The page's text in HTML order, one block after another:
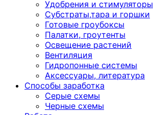
Удобрения и стимуляторы
Субстраты,тара и горшки
Готовые гроубоксы
Палатки, гроутенты
Освещение растений
Вентиляция
Гидропонные системы
Аксессуары, литература
Способы заработка
Серые схемы
Черные схемы